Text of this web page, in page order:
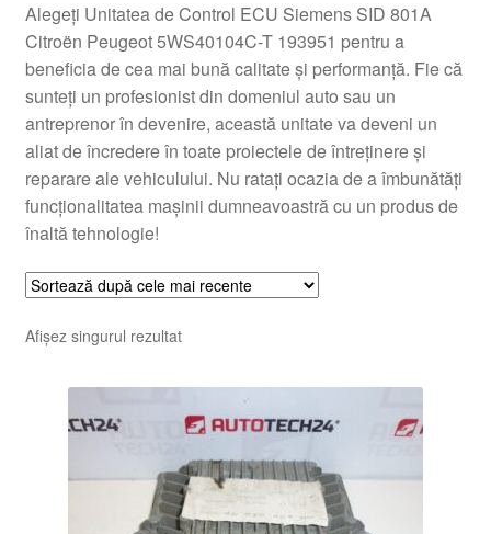
Termeni si conditii
Alegeți Unitatea de Control ECU Siemens SID 801A
Citroën Peugeot 5WS40104C-T 193951 pentru a
beneficia de cea mai bună calitate și performanță. Fie că
sunteți un profesionist din domeniul auto sau un
antreprenor în devenire, această unitate va deveni un
aliat de încredere în toate proiectele de întreținere și
reparare ale vehiculului. Nu ratați ocazia de a îmbunătăți
funcționalitatea mașinii dumneavoastră cu un produs de
înaltă tehnologie!
Afișez singurul rezultat